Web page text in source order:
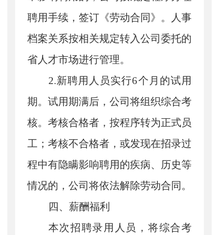
聘用手续，签订《劳动合同》。人事
档案关系按相关规定转入公司委托的
省人才市场进行管理。
2.新聘用人员实行6个月的试用
期。试用期满后，公司将组织综合考
核。考核合格者，按程序转为正式员
工；考核不合格者，或发现在招录过
程中有隐瞒影响聘用的疾病、历史等
情况的，公司将依法解除劳动合同。
四、薪酬福利
本次招聘录用人员，将综合考